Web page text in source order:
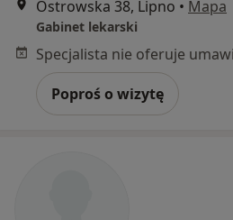
Ostrowska 38, Lipno • Mapa
Gabinet lekarski
Poproś o wizytę